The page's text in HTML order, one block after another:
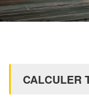
CALCULER